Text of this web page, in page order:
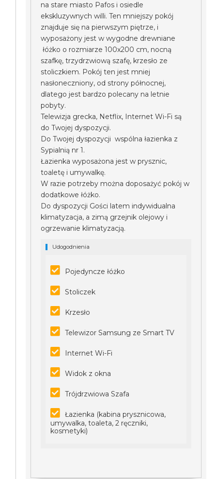
na stare miasto Pafos i osiedle
ekskluzywnych willi. Ten mniejszy pokój
znajduje się na pierwszym piętrze, i
wyposażony jest w wygodne drewniane
łóżko o rozmiarze 100x200 cm, nocną
szafkę, trzydrzwiową szafę, krzesło ze
stoliczkiem. Pokój ten jest mniej
nasłoneczniony, od strony północnej,
dlatego jest bardzo polecany na letnie
pobyty.
Telewizja grecka, Netflix, Internet Wi-Fi są
do Twojej dyspozycji.
Do Twojej dyspozycji wspólna łazienka z
Sypialnią nr 1.
Łazienka wyposażona jest w prysznic,
toaletę i umywalkę.
W razie potrzeby można doposażyć pokój w
dodatkowe łóżko.
Do dyspozycji Gości latem indywidualna
klimatyzacja, a zimą grzejnik olejowy i
ogrzewanie klimatyzacją.
Udogodnienia
Pojedyncze łóżko
Stoliczek
Krzesło
Telewizor Samsung ze Smart TV
Internet Wi-Fi
Widok z okna
Trójdrzwiowa Szafa
Łazienka (kabina prysznicowa,
umywalka, toaleta, 2 ręczniki,
kosmetyki)